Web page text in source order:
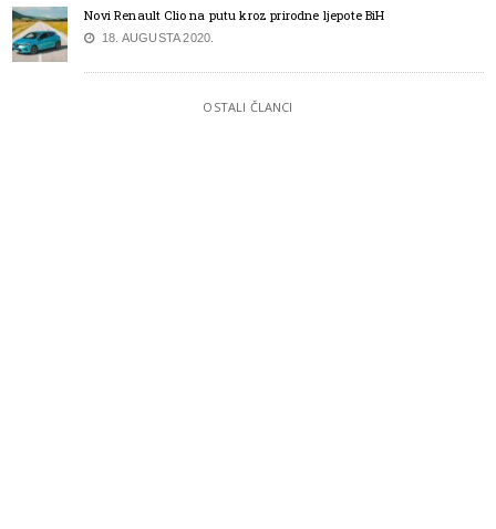
Novi Renault Clio na putu kroz prirodne ljepote BiH
18. AUGUSTA 2020.
OSTALI ČLANCI